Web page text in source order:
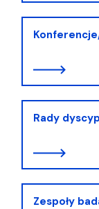
Rady
Zespoły